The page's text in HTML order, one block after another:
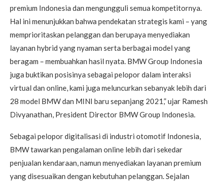
premium Indonesia dan mengungguli semua kompetitornya.
Hal ini menunjukkan bahwa pendekatan strategis kami – yang
memprioritaskan pelanggan dan berupaya menyediakan
layanan hybrid yang nyaman serta berbagai model yang
beragam – membuahkan hasil nyata. BMW Group Indonesia
juga buktikan posisinya sebagai pelopor dalam interaksi
virtual dan online, kami juga meluncurkan sebanyak lebih dari
28 model BMW dan MINI baru sepanjang 2021,” ujar Ramesh
Divyanathan, President Director BMW Group Indonesia.
Sebagai pelopor digitalisasi di industri otomotif Indonesia,
BMW tawarkan pengalaman online lebih dari sekedar
penjualan kendaraan, namun menyediakan layanan premium
yang disesuaikan dengan kebutuhan pelanggan. Sejalan